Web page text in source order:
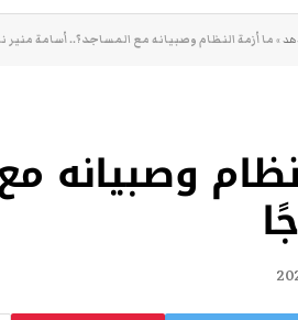
»ما أزمة النظام وصبيانه مع المساجد؟.. أسامة منير
وصبيانه